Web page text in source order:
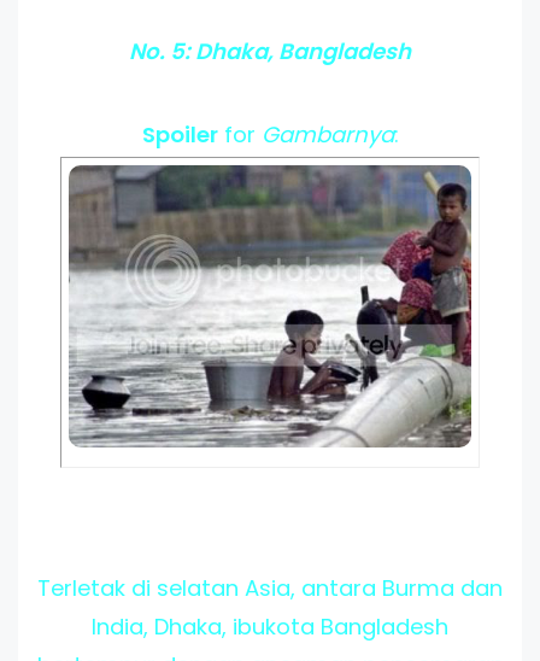
No. 5: Dhaka, Bangladesh
Spoilerfor Gambarnya:
Terletak di selatan Asia, antara Burma dan
India, Dhaka, ibukota Bangladesh